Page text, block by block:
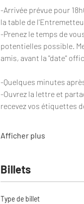
-Arrivée prévue pour
la table de
-Prenez le temps de
potentielles possible.
amis, avant la ''date''
-Quelques minutes
-Ouvrez la lettre et
recevez vos étiquettes
Afficher plus
Billets
Type de billet